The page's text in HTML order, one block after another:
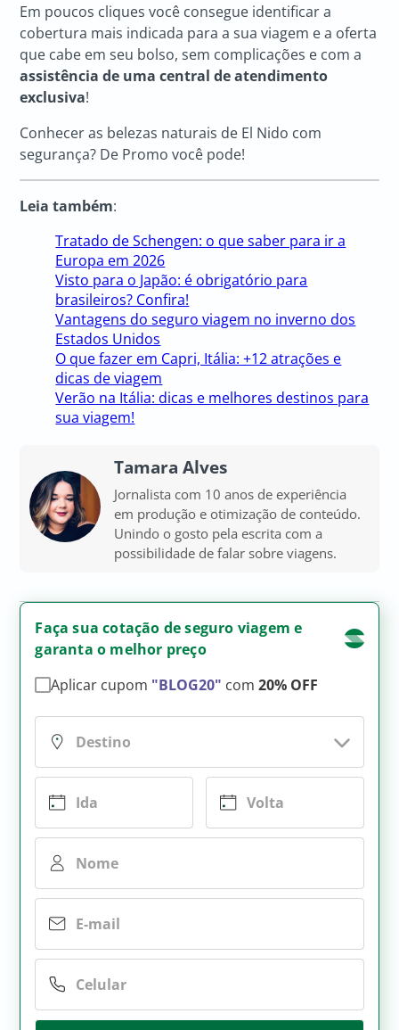
Em poucos cliques você consegue identificar a
cobertura mais indicada para a sua viagem e a oferta
que cabe em seu bolso, sem complicações e com a
assistência de uma central de atendimento
exclusiva!
Conhecer as belezas naturais de El Nido com
segurança? De Promo você pode!
Leia também:
Tratado de Schengen: o que saber para ir a
Europa em 2026
Visto para o Japão: é obrigatório para
brasileiros? Confira!
Vantagens do seguro viagem no inverno dos
Estados Unidos
O que fazer em Capri, Itália: +12 atrações e
dicas de viagem
Verão na Itália: dicas e melhores destinos para
sua viagem!
Tamara Alves
Jornalista com 10 anos de experiência
em produção e otimização de conteúdo.
Unindo o gosto pela escrita com a
possibilidade de falar sobre viagens.
Faça sua cotação de seguro viagem e
garanta o melhor preço
Aplicar cupom "BLOG20" com20% OFF